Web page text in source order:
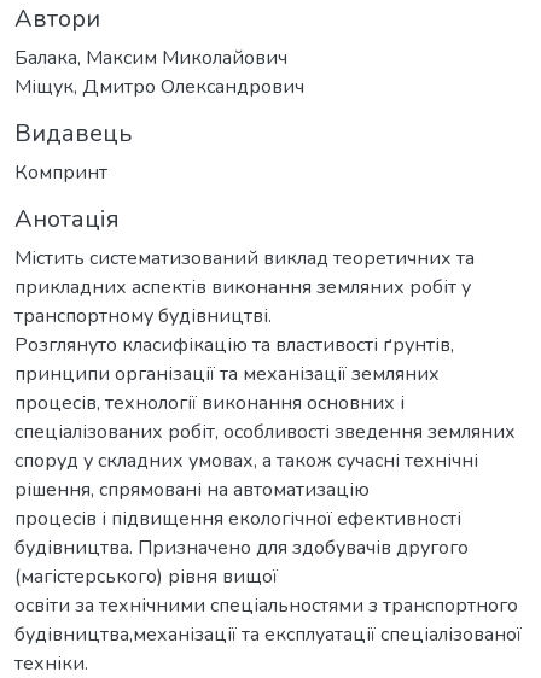
Автори
Балака, Максим Миколайович
Міщук, Дмитро Олександрович
Видавець
Компринт
Анотація
Містить систематизований виклад теоретичних та
прикладних аспектів виконання земляних робіт у
транспортному будівництві.
Розглянуто класифікацію та властивості ґрунтів,
принципи організації та механізації земляних
процесів, технології виконання основних і
спеціалізованих робіт, особливості зведення земляних
споруд у складних умовах, а також сучасні технічні
рішення, спрямовані на автоматизацію
процесів і підвищення екологічної ефективності
будівництва. Призначено для здобувачів другого
(магістерського) рівня вищої
освіти за технічними спеціальностями з транспортного
будівництва,механізації та експлуатації спеціалізованої
техніки.